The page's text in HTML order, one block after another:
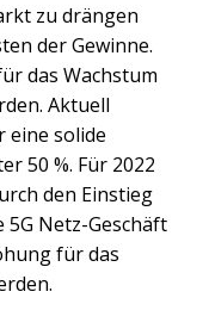
zu drängen
der Gewinne.
das Wachstum
Aktuell
eine solide
50 %. Für 2022
den Einstieg
Netz-Geschäft
für das